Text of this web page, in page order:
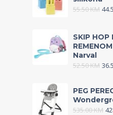
55.50KM
SKIP HOP
Narval
52.50KM
PEG
535.00KM